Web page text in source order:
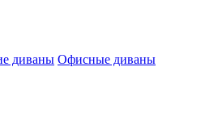
диваны Офисные диваны